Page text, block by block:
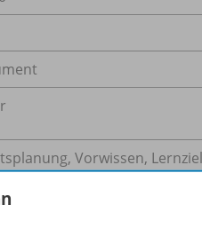
Vorwissen, Lernziel